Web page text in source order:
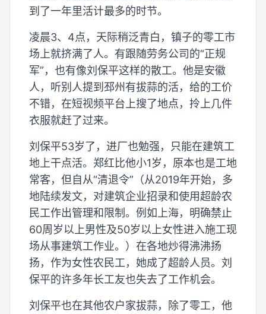
到了一年里活计最多的时节。
凌晨3、4点，天际稍泛青白，镇子的零工市
场上就挤满了人。有跟随劳务公司的“正规
军”，也有像刘保平这样的散工。他是安徽
人，听别人提到邳州有拔蒜的活，给的工价
不错，在短视频平台上搜了地点，拎上几件
衣服就赶了过来。
刘保平53岁了，进厂也勉强，只能在建筑工
地上干点活。郑红比他小1岁，原本也是工地
常客，但自从“清退令”（从2019年开始，多
地陆续发文，对建筑企业招录和使用超龄农
民工作出管理和限制。例如上海，明确禁止
60周岁以上男性及50岁以上女性进入施工现
场从事建筑工作业。）在各地炒得沸沸扬
扬，作为女性农民工，她成了超龄人员。刘
保平的许多年长工友也失去了工作机会。
刘保平也在其他农户家拔蒜，除了零工，他